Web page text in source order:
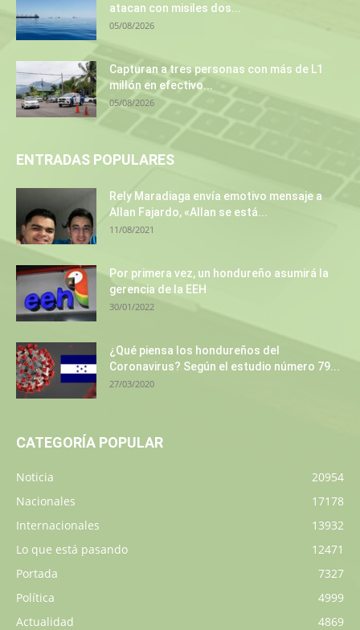
atacan con misiles dos...
05/08/2026
Capturan a tres personas con más de L1
millón en efectivo...
05/08/2026
ENTRADAS POPULARES
Rely Maradiaga envía emotivo mensaje a
Allan Fajardo, «Allan se está...
11/08/2021
Por primera vez, un hondureño asumirá la
gerencia de la EEH
30/01/2022
¿Qué piensa los hondureños del
Coronavirus? Según el estudio número 79...
27/03/2020
CATEGORÍA POPULAR
Noticia
20954
Nacionales
17178
Internacionales
13932
Lo que está pasando
12471
Portada
7327
Política
4999
Actualidad
4869